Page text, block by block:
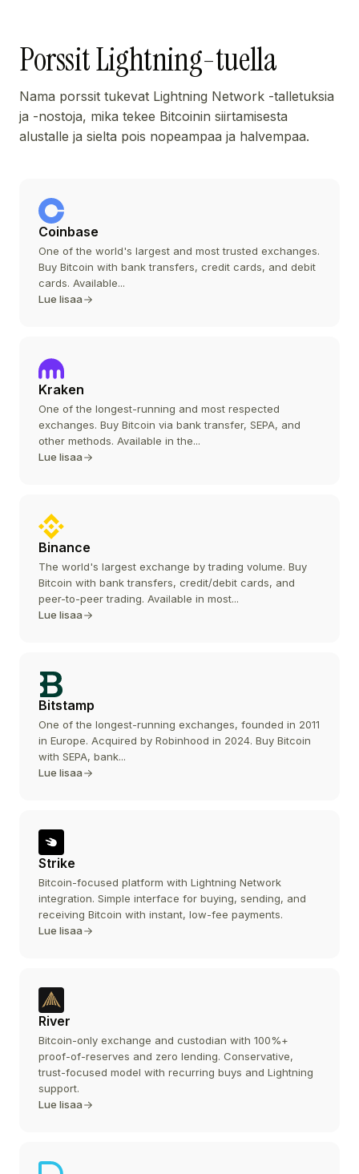
Porssit Lightning-tuella
Nama porssit tukevat Lightning Network -talletuksia
ja -nostoja, mika tekee Bitcoinin siirtamisesta
alustalle ja sielta pois nopeampaa ja halvempaa.
Coinbase
One of the world's largest and most trusted exchanges.
Buy Bitcoin with bank transfers, credit cards, and debit
cards. Available...
Lue lisaa
Kraken
One of the longest-running and most respected
exchanges. Buy Bitcoin via bank transfer, SEPA, and
other methods. Available in the...
Lue lisaa
Binance
The world's largest exchange by trading volume. Buy
Bitcoin with bank transfers, credit/debit cards, and
peer-to-peer trading. Available in most...
Lue lisaa
Bitstamp
One of the longest-running exchanges, founded in 2011
in Europe. Acquired by Robinhood in 2024. Buy Bitcoin
with SEPA, bank...
Lue lisaa
Strike
Bitcoin-focused platform with Lightning Network
integration. Simple interface for buying, sending, and
receiving Bitcoin with instant, low-fee payments.
Lue lisaa
River
Bitcoin-only exchange and custodian with 100%+
proof-of-reserves and zero lending. Conservative,
trust-focused model with recurring buys and Lightning
support.
Lue lisaa